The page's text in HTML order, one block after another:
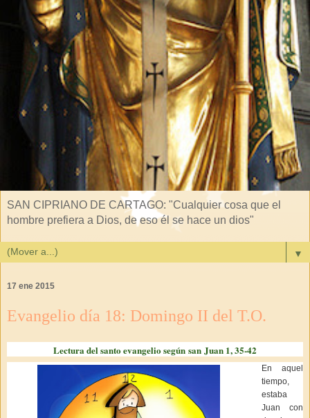
SAN CIPRIANO DE CARTAGO: "Cualquier cosa que el
hombre prefiera a Dios, de eso él se hace un dios"
▼
17 ene 2015
Evangelio día 18: Domingo II del T.O.
Lectura del santo evangelio según san Juan 1, 35-42
En aquel
tiempo,
estaba
Juan con